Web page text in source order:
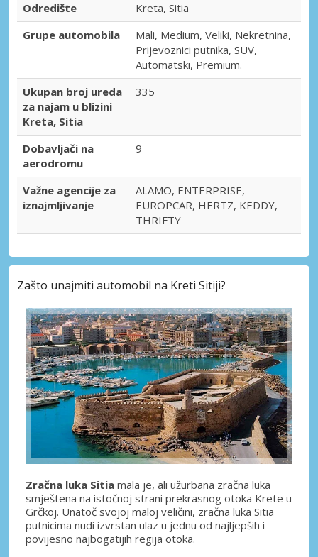
Odredište
Kreta, Sitia
Grupe automobila
Mali, Medium, Veliki, Nekretnina,
Prijevoznici putnika, SUV,
Automatski, Premium.
Ukupan broj ureda
za najam u blizini
Kreta, Sitia
335
Dobavljači na
aerodromu
9
Važne agencije za
iznajmljivanje
ALAMO, ENTERPRISE,
EUROPCAR, HERTZ, KEDDY,
THRIFTY
Zašto unajmiti automobil na Kreti Sitiji?
Zračna luka Sitia mala je, ali užurbana zračna luka
smještena na istočnoj strani prekrasnog otoka Krete u
Grčkoj. Unatoč svojoj maloj veličini, zračna luka Sitia
putnicima nudi izvrstan ulaz u jednu od najljepših i
povijesno najbogatijih regija otoka.